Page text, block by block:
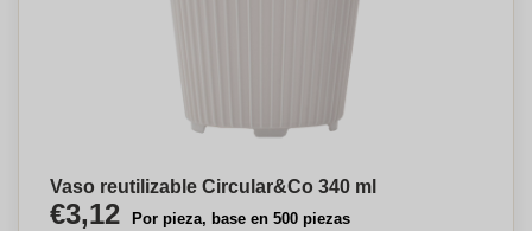
Vaso reutilizable Circular&Co 340 ml
€3,12 Por pieza, base en 500 piezas